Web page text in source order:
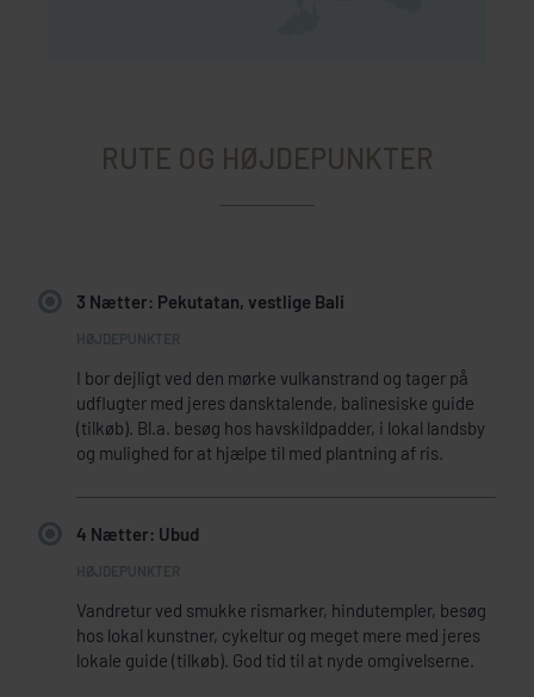
RUTE OG HØJDEPUNKTER
3 Nætter: Pekutatan, vestlige Bali
I bor dejligt ved den mørke vulkanstrand og tager på
udflugter med jeres dansktalende, balinesiske guide
(tilkøb). Bl.a. besøg hos havskildpadder, i lokal landsby
og mulighed for at hjælpe til med plantning af ris.
4 Nætter: Ubud
Vandretur ved smukke rismarker, hindutempler, besøg
hos lokal kunstner, cykeltur og meget mere med jeres
lokale guide (tilkøb). God tid til at nyde omgivelserne.